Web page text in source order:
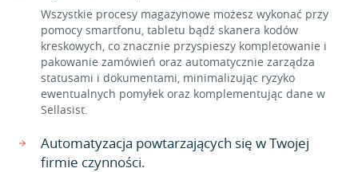
Wszystkie procesy magazynowe możesz wykonać przy
pomocy smartfonu, tabletu bądź skanera kodów
kreskowych, co znacznie przyspieszy kompletowanie i
pakowanie zamówień oraz automatycznie zarządza
statusami i dokumentami, minimalizując ryzyko
ewentualnych pomyłek oraz komplementując dane w
Sellasist.
Automatyzacja powtarzających się w Twojej
firmie czynności.